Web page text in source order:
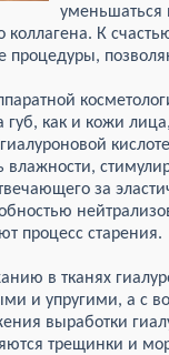
уменьшаться
коллагена. К
как и кожи
за
процесс старения.
в тканях
и упругими, а с
выработки
трещинки и